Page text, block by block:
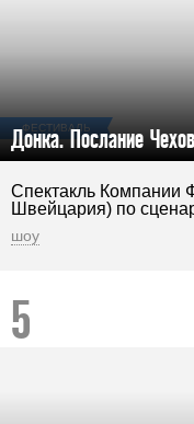
ФЕСТИВАЛЬ
Донка. Послание
Спектакль Компании
Швейцария) по
шоу